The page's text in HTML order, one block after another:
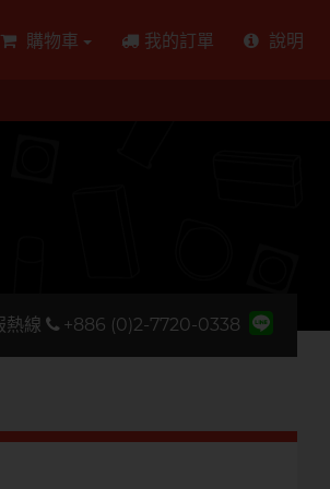
購物車 我的訂單 說明
熱線 +886 (0)2-7720-0338